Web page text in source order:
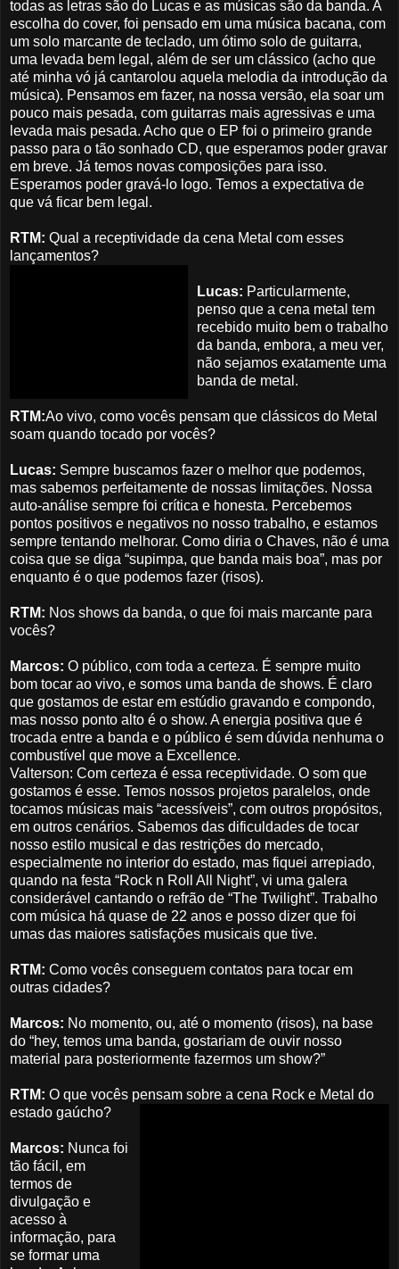
todas as letras são do Lucas e as músicas são da banda. A
escolha do cover, foi pensado em uma música bacana, com
um solo marcante de teclado, um ótimo solo de guitarra,
uma levada bem legal, além de ser um clássico (acho que
até minha vó já cantarolou aquela melodia da introdução da
música). Pensamos em fazer, na nossa versão, ela soar um
pouco mais pesada, com guitarras mais agressivas e uma
levada mais pesada. Acho que o EP foi o primeiro grande
passo para o tão sonhado CD, que esperamos poder gravar
em breve. Já temos novas composições para isso.
Esperamos poder gravá-lo logo. Temos a expectativa de
que vá ficar bem legal.
RTM: Qual a receptividade da cena Metal com esses
lançamentos?
Lucas: Particularmente,
penso que a cena metal tem
recebido muito bem o trabalho
da banda, embora, a meu ver,
não sejamos exatamente uma
banda de metal.
RTM:Ao vivo, como vocês pensam que clássicos do Metal
soam quando tocado por vocês?
Lucas: Sempre buscamos fazer o melhor que podemos,
mas sabemos perfeitamente de nossas limitações. Nossa
auto-análise sempre foi crítica e honesta. Percebemos
pontos positivos e negativos no nosso trabalho, e estamos
sempre tentando melhorar. Como diria o Chaves, não é uma
coisa que se diga “supimpa, que banda mais boa”, mas por
enquanto é o que podemos fazer (risos).
RTM: Nos shows da banda, o que foi mais marcante para
vocês?
Marcos: O público, com toda a certeza. É sempre muito
bom tocar ao vivo, e somos uma banda de shows. É claro
que gostamos de estar em estúdio gravando e compondo,
mas nosso ponto alto é o show. A energia positiva que é
trocada entre a banda e o público é sem dúvida nenhuma o
combustível que move a Excellence.
Valterson: Com certeza é essa receptividade. O som que
gostamos é esse. Temos nossos projetos paralelos, onde
tocamos músicas mais “acessíveis”, com outros propósitos,
em outros cenários. Sabemos das dificuldades de tocar
nosso estilo musical e das restrições do mercado,
especialmente no interior do estado, mas fiquei arrepiado,
quando na festa “Rock n Roll All Night”, vi uma galera
considerável cantando o refrão de “The Twilight”. Trabalho
com música há quase de 22 anos e posso dizer que foi
umas das maiores satisfações musicais que tive.
RTM: Como vocês conseguem contatos para tocar em
outras cidades?
Marcos: No momento, ou, até o momento (risos), na base
do “hey, temos uma banda, gostariam de ouvir nosso
material para posteriormente fazermos um show?”
RTM: O que vocês pensam sobre a cena Rock e Metal do
estado gaúcho?
Marcos: Nunca foi
tão fácil, em
termos de
divulgação e
acesso à
informação, para
se formar uma